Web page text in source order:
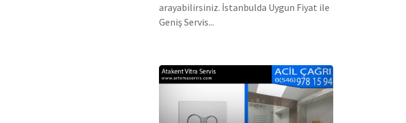
arayabilirsiniz. İstanbulda Uygun Fiyat ile
Geniş Servis...